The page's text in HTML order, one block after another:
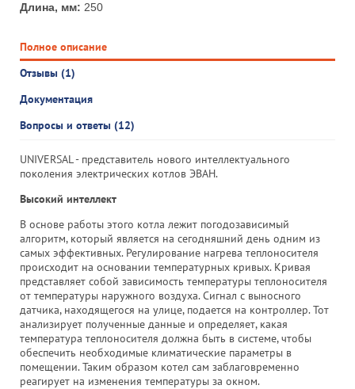
Длина, мм: 250
Полное описание
Отзывы (1)
Документация
Вопросы и ответы (12)
UNIVERSAL - представитель нового интеллектуального
поколения электрических котлов ЭВАН.
Высокий интеллект
В основе работы этого котла лежит погодозависимый
алгоритм, который является на сегодняшний день одним из
самых эффективных. Регулирование нагрева теплоносителя
происходит на основании температурных кривых. Кривая
представляет собой зависимость температуры теплоносителя
от температуры наружного воздуха. Сигнал с выносного
датчика, находящегося на улице, подается на контроллер. Тот
анализирует полученные данные и определяет, какая
температура теплоносителя должна быть в системе, чтобы
обеспечить необходимые климатические параметры в
помещении. Таким образом котел сам заблаговременно
реагирует на изменения температуры за окном.